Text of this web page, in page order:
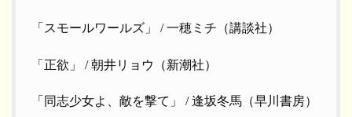
「スモールワールズ」 / 一穂ミチ（講談社）
「正欲」 / 朝井リョウ（新潮社）
「同志少女よ、敵を撃て」 / 逢坂冬馬（早川書房）